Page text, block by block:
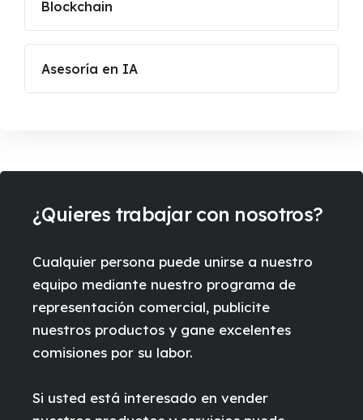
Blockchain
Asesoría en IA
¿Quieres trabajar con nosotros?
Cualquier persona puede unirse a nuestro
equipo mediante nuestro programa de
representación comercial, publicite
nuestros productos y gane excelentes
comisiones por su labor.
Si usted está interesado en vender